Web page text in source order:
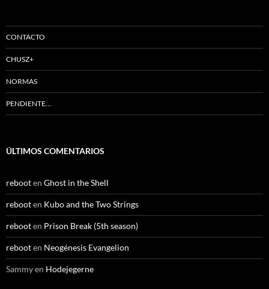
CONTACTO
CHUSZ+
NORMAS
PENDIENTE…
ÚLTIMOS COMENTARIOS
rebooten Ghost in the Shell
rebooten Kubo and the Two Strings
rebooten Prison Break (5th season)
rebooten Neogénesis Evangelion
Sammyen Hodejegerne